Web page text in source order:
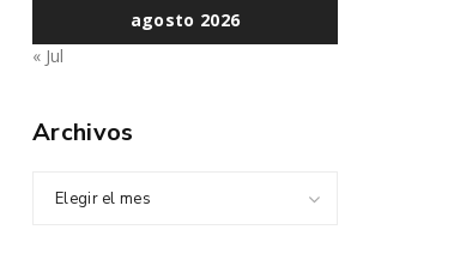
agosto 2026
« Jul
Archivos
Elegir el mes